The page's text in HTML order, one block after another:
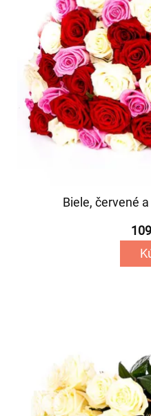
Biele, červené